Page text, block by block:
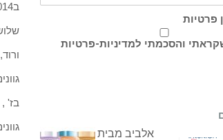
ב2014, קולקציית השפתונים מציעה שפע של צבעים ואפקטים.
בז'
פרטיות
והסכמתי למדיניות-פרטיות
אלביב מבית